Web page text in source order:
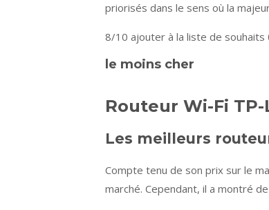
priorisés dans le sens où la
8/10 ajouter à la liste de souhaits
le moins cher
Routeur Wi-Fi TP-
Les meilleurs
Compte tenu de son prix sur le
marché. Cependant, il a montré